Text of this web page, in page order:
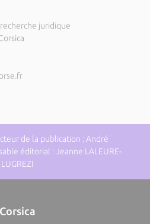
juridique
de la publication : André
éditorial : Jeanne LALEURE-
LUGREZI